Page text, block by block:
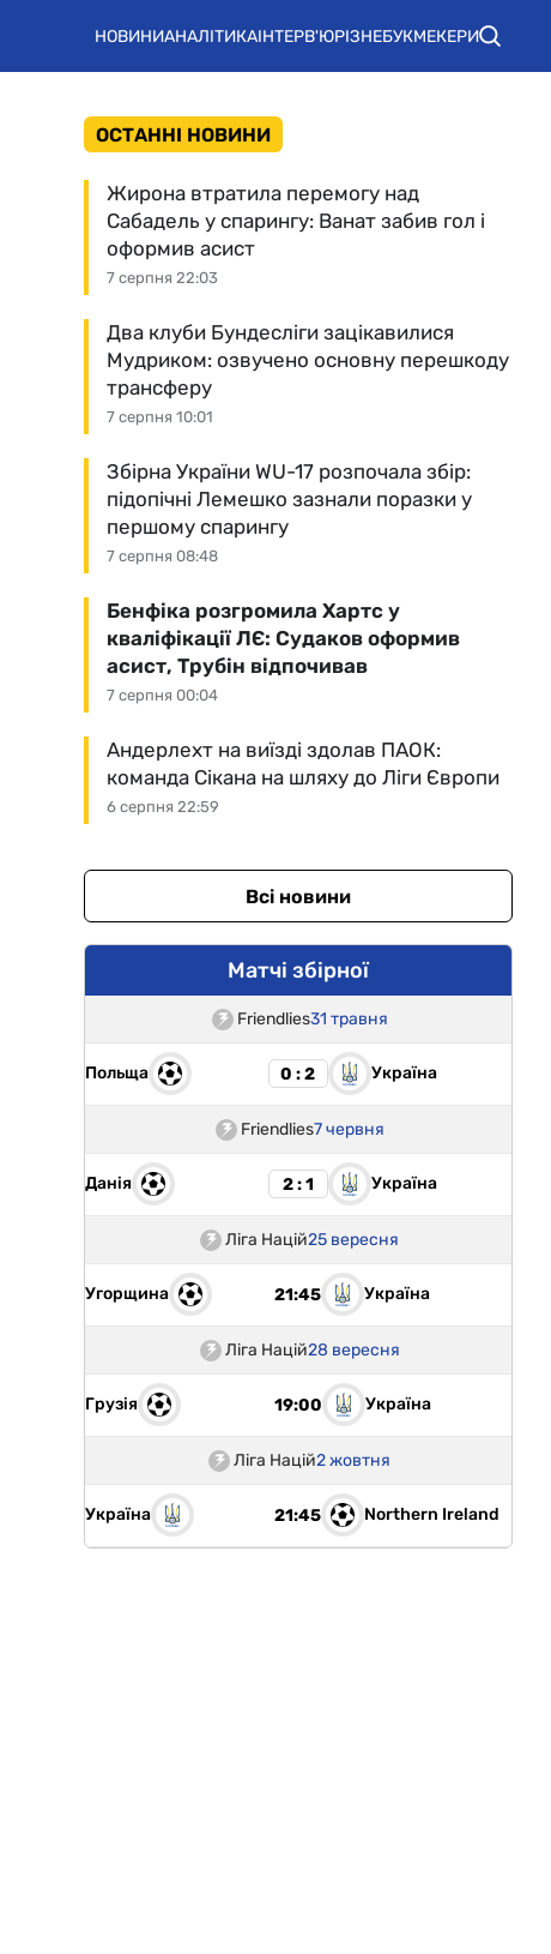
НОВИНИАНАЛІТИКАІНТЕРВ'ЮРІЗНЕБУКМЕКЕРИ
ОСТАННІ НОВИНИ
7 серпня 22:03
Жирона втратила перемогу над
Сабадель у спарингу: Ванат забив гол і
оформив асист
7 серпня 10:01
Два клуби Бундесліги зацікавилися
Мудриком: озвучено основну перешкоду
трансферу
7 серпня 08:48
Збірна України WU-17 розпочала збір:
підопічні Лемешко зазнали поразки у
першому спарингу
7 серпня 00:04
Бенфіка розгромила Хартс у
кваліфікації ЛЄ: Судаков оформив
асист, Трубін відпочивав
6 серпня 22:59
Андерлехт на виїзді здолав ПАОК:
команда Сікана на шляху до Ліги Європи
Всі новини
Матчі збірної
Friendlies31 травня
Польща 0 : 2 Україна
Friendlies7 червня
Данія 2 : 1 Україна
Ліга Націй25 вересня
Угорщина 21:45 Україна
Ліга Націй28 вересня
Грузія 19:00 Україна
Ліга Націй2 жовтня
Україна 21:45 Northern Ireland